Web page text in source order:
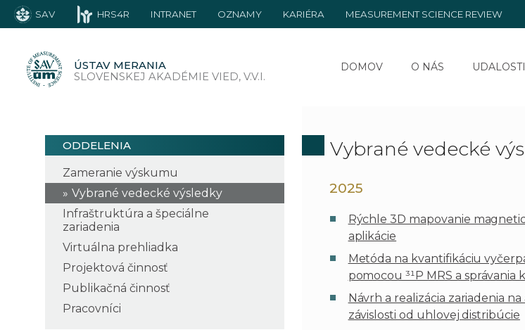
ÚSTAV MERANIA
SLOVENSKEJ AKADÉMIE VIED, V.V.I.
DOMOV O NÁS UDALOSTI
SAV HRS4R INTRANET OZNAMY KARIÉRA MEASUREMENT SCIENCE REVIEW
ODDELENIA
Zameranie výskumu
Vybrané vedecké výsledky
Infraštruktúra a špeciálne
zariadenia
Virtuálna prehliadka
Projektová činnosť
Publikačná činnosť
Pracovníci
Vybrané vedecké
2025
Rýchle 3D mapovanie
aplikácie
Metóda na kvantifikáciu
pomocou ³¹P MRS a správania
Návrh a realizácia zariadenia
závislosti od uhlovej distribúcie